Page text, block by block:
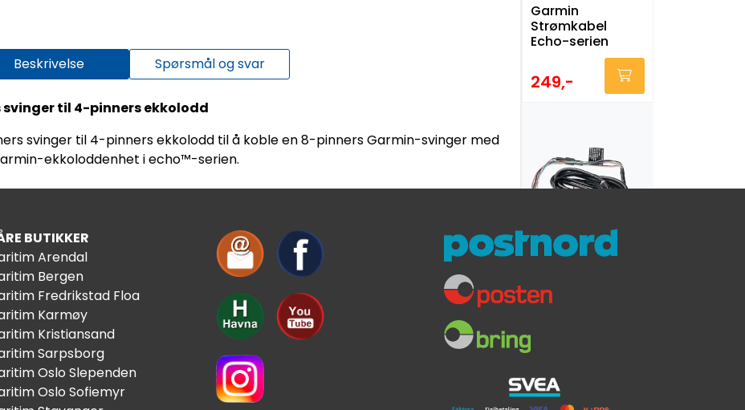
Beskrivelse Spørsmål og svar
til 4-pinners ekkolodd
svinger til 4-pinners ekkolodd til å koble en 8-pinners Garmin-svinger med
ekkoloddenhet i echo™-serien.
Garmin
Strømkabel
Echo-serien
249,-
strømkabel for
GPSMAP
BUTIKKER
Arendal
Bergen
Fredrikstad Floa
Karmøy
Kristiansand
Sarpsborg
Oslo Slependen
Oslo Sofiemyr